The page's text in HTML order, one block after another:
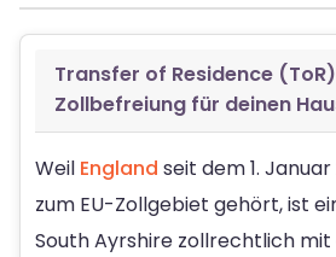
Transfer of Residence
Zollbefreiung für deinen
Weil England seit dem 1.
zum EU-Zollgebiet gehört, ist
South Ayrshire zollrechtlich mit